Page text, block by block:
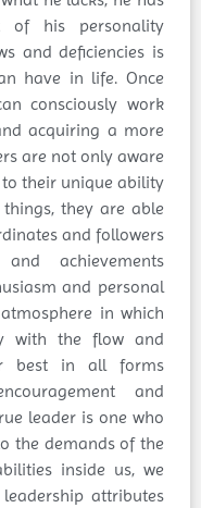
of his personality
and deficiencies is
have in life. Once
consciously work
acquiring a more
are not only aware
their unique ability
they are able
and followers
achievements
and personal
in which
with the flow and
best in all forms
and
leader is one who
the demands of the
inside us, we
attributes